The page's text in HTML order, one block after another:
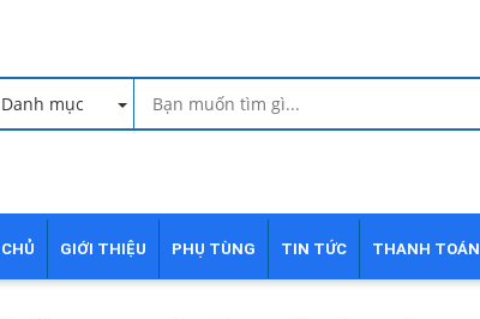
Danh mục
GIỚI THIỆU PHỤ TÙNG TIN TỨC THANH TOÁN